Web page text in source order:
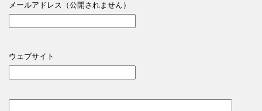
メールアドレス（公開されません）
ウェブサイト